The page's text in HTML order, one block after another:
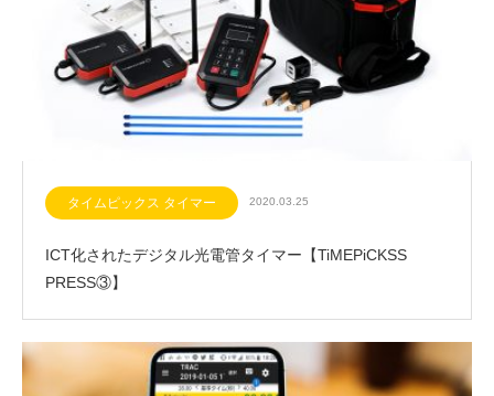
タイムピックス タイマー 2020.03.25
ICT化されたデジタル光電管タイマー【TiMEPiCKSS
PRESS③】